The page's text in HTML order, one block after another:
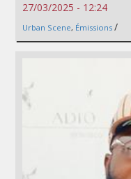
27/03/2025 - 12:24
Urban Scene, Émissions /